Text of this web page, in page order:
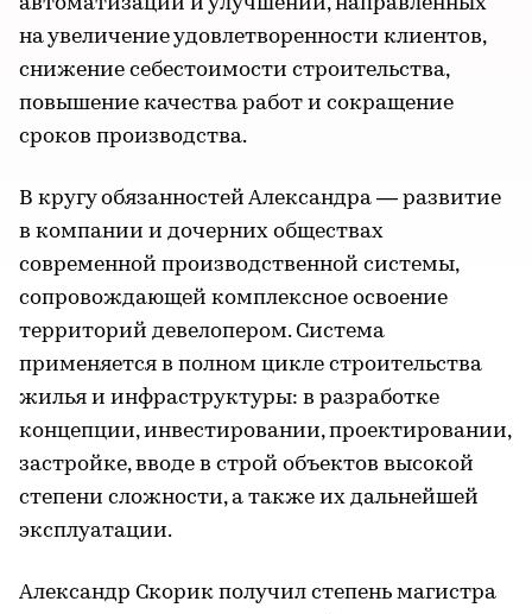
на увеличение удовлетворенности клиентов,
снижение себестоимости строительства,
повышение качества работ и сокращение
сроков производства.
В кругу обязанностей Александра — развитие
в компании и дочерних обществах
современной производственной системы,
сопровождающей комплексное освоение
территорий девелопером. Система
применяется в полном цикле строительства
жилья и инфраструктуры: в разработке
концепции, инвестировании, проектировании,
застройке, вводе в строй объектов высокой
степени сложности, а также их дальнейшей
эксплуатации.
Александр Скорик получил степень магистра